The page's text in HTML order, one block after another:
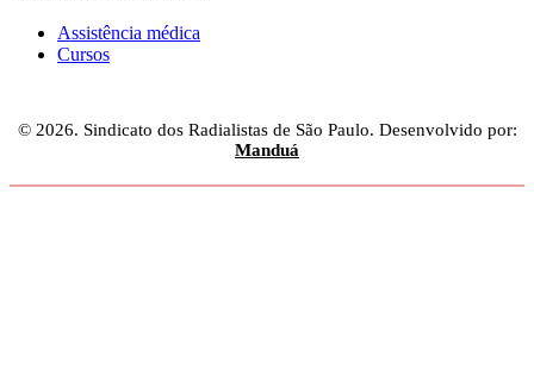
Assistência médica
Cursos
© 2026. Sindicato dos Radialistas de São Paulo. Desenvolvido por:
Manduá